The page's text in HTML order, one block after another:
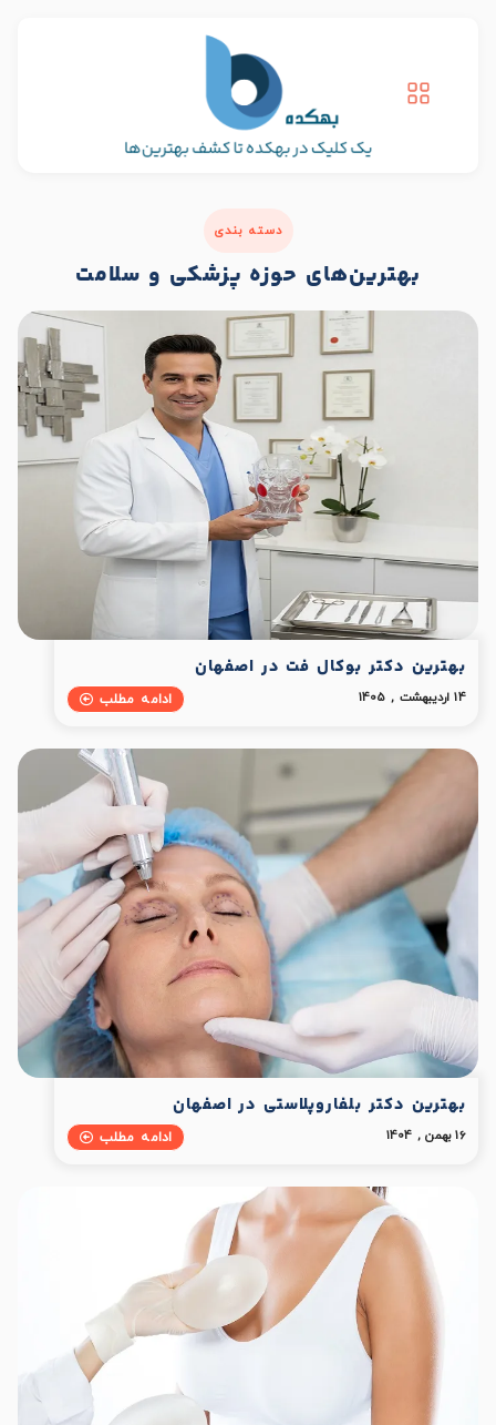
دسته بندی
بهترین‌های حوزه پزشکی و سلامت
بهترین دکتر بوکال فت در اصفهان
14 اردیبهشت , 1405 ادامه مطلب
بهترین دکتر بلفاروپلاستی در اصفهان
16 بهمن , 1404 ادامه مطلب